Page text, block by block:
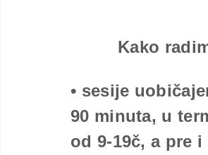
Kako
• sesije
90 minuta, u
od 9-19č, a pre